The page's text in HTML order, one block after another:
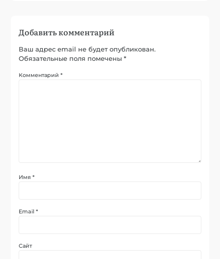
Добавить комментарий
Ваш адрес email не будет опубликован.
Обязательные поля помечены*
Комментарий*
Имя*
Email*
Сайт